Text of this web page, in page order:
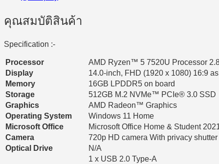
คุณสมบัติสินค้า
Specification :-
Processor
AMD Ryzen™ 5 7520U Processor
Display
14.0-inch, FHD (1920 x 1080) 16:9
Memory
16GB LPDDR5 on board
Storage
512GB M.2 NVMe™ PCIe® 3.0 SSD
Graphics
AMD Radeon™ Graphics
Operating System
Windows 11 Home
Microsoft Office
Microsoft Office Home & Student
Camera
720p HD camera With privacy shutter
Optical Drive
N/A
1 x USB 2.0 Type-A